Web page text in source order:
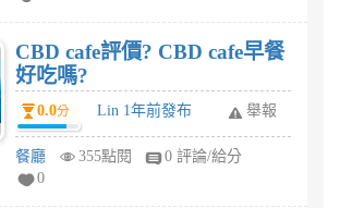
CBD cafe評價? CBD cafe早餐
好吃嗎?
0.0分 Lin 1年前發布 舉報
餐廳 355點閱
0 評論/給分
0